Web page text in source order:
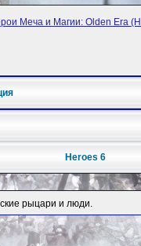
Меча и Магии: Olden Era
Heroes 6
рыцари и люди.